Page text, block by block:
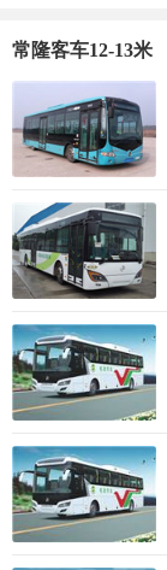
常隆客车12-13米